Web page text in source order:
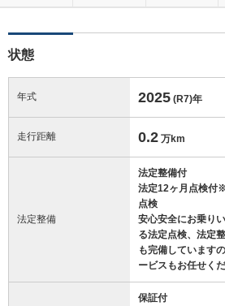
状態
年式 2025 (R7)年
走行距離 0.2 万km
法定整備
法定整備付
法定12ヶ月点検付
点検
安心安全にお乗り
る法定点検、法定
も完備しています
ービスもお任せく
保証付